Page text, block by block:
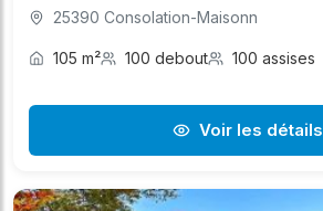
25390 Consolation-Maisonn
105 m² 100 debout 100 assises
Voir les détails